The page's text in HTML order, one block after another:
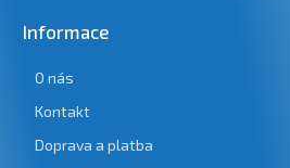
Informace
O nás
Kontakt
Doprava a platba